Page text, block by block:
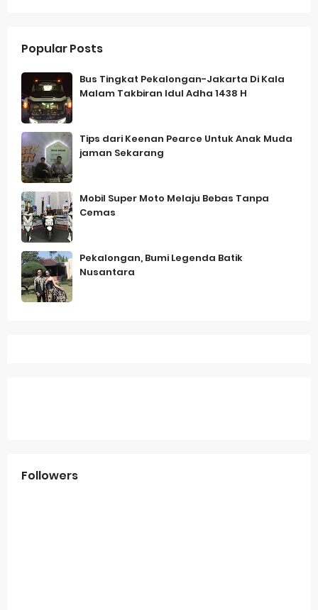
Popular Posts
Bus Tingkat Pekalongan-Jakarta Di Kala
Malam Takbiran Idul Adha 1438 H
Tips dari Keenan Pearce Untuk Anak Muda
jaman Sekarang
Mobil Super Moto Melaju Bebas Tanpa
Cemas
Pekalongan, Bumi Legenda Batik
Nusantara
Followers